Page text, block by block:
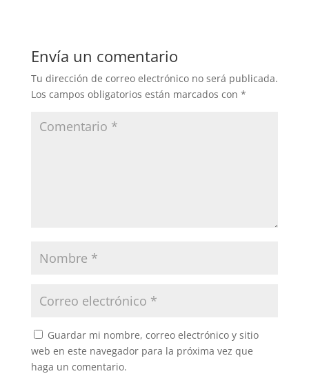
b
o
o
dI
n p
p
Envía un comentario
Tu dirección de correo electrónico no será publicada.
Los campos obligatorios están marcados con *
Guardar mi nombre, correo electrónico y sitio
web en este navegador para la próxima vez que
haga un comentario.